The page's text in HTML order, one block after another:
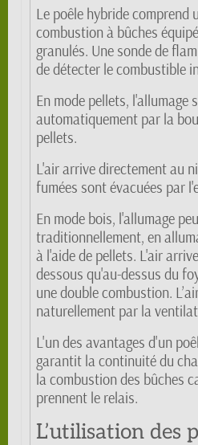
Le poêle hybride comprend
combustion à bûches
granulés. Une sonde de
de détecter le combustible
En mode pellets, l'allumage
automatiquement par la
pellets.
L'air arrive directement au
fumées sont évacuées par
En mode bois, l'allumage
traditionnellement, en
à l'aide de pellets. L'air
dessous qu'au-dessus du
une double combustion.
naturellement par la
L'un des avantages d'un
garantit la continuité du
la combustion des bûches
prennent le relais.
L’utilisation des